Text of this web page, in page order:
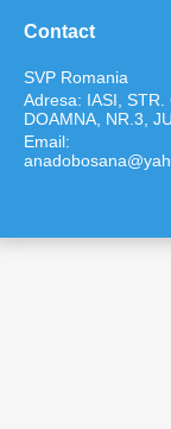
Contact
SVP Romania
Adresa: IASI, STR.
DOAMNA, NR.3,
Email: